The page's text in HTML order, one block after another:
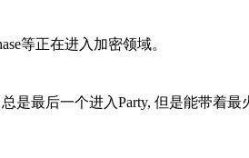
等正在进入加密领域。
最后一个进入Party, 但是能带着最